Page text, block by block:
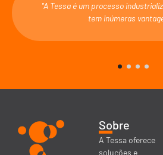
"A Tessa é um processo
tem inúmeras
Sobre
A Tessa oferece
soluções e